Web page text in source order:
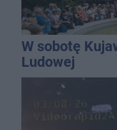
W sobotę
Ludowej